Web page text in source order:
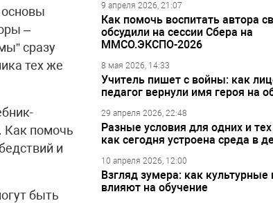
–
сразу
тех же
Как помочь
и
быть
9 апреля 2026, 21:07
Как помочь воспитать автора
обсудили на сессии Сбера на
ММСО.ЭКСПО-2026
8 мая 2026, 14:33
Учитель пишет с войны: как
педагог вернули имя героя на
29 апреля 2026, 22:48
Разные условия для одних и
как сегодня устроена среда в
10 апреля 2026, 12:00
Взгляд зумера: как
влияют на обучение